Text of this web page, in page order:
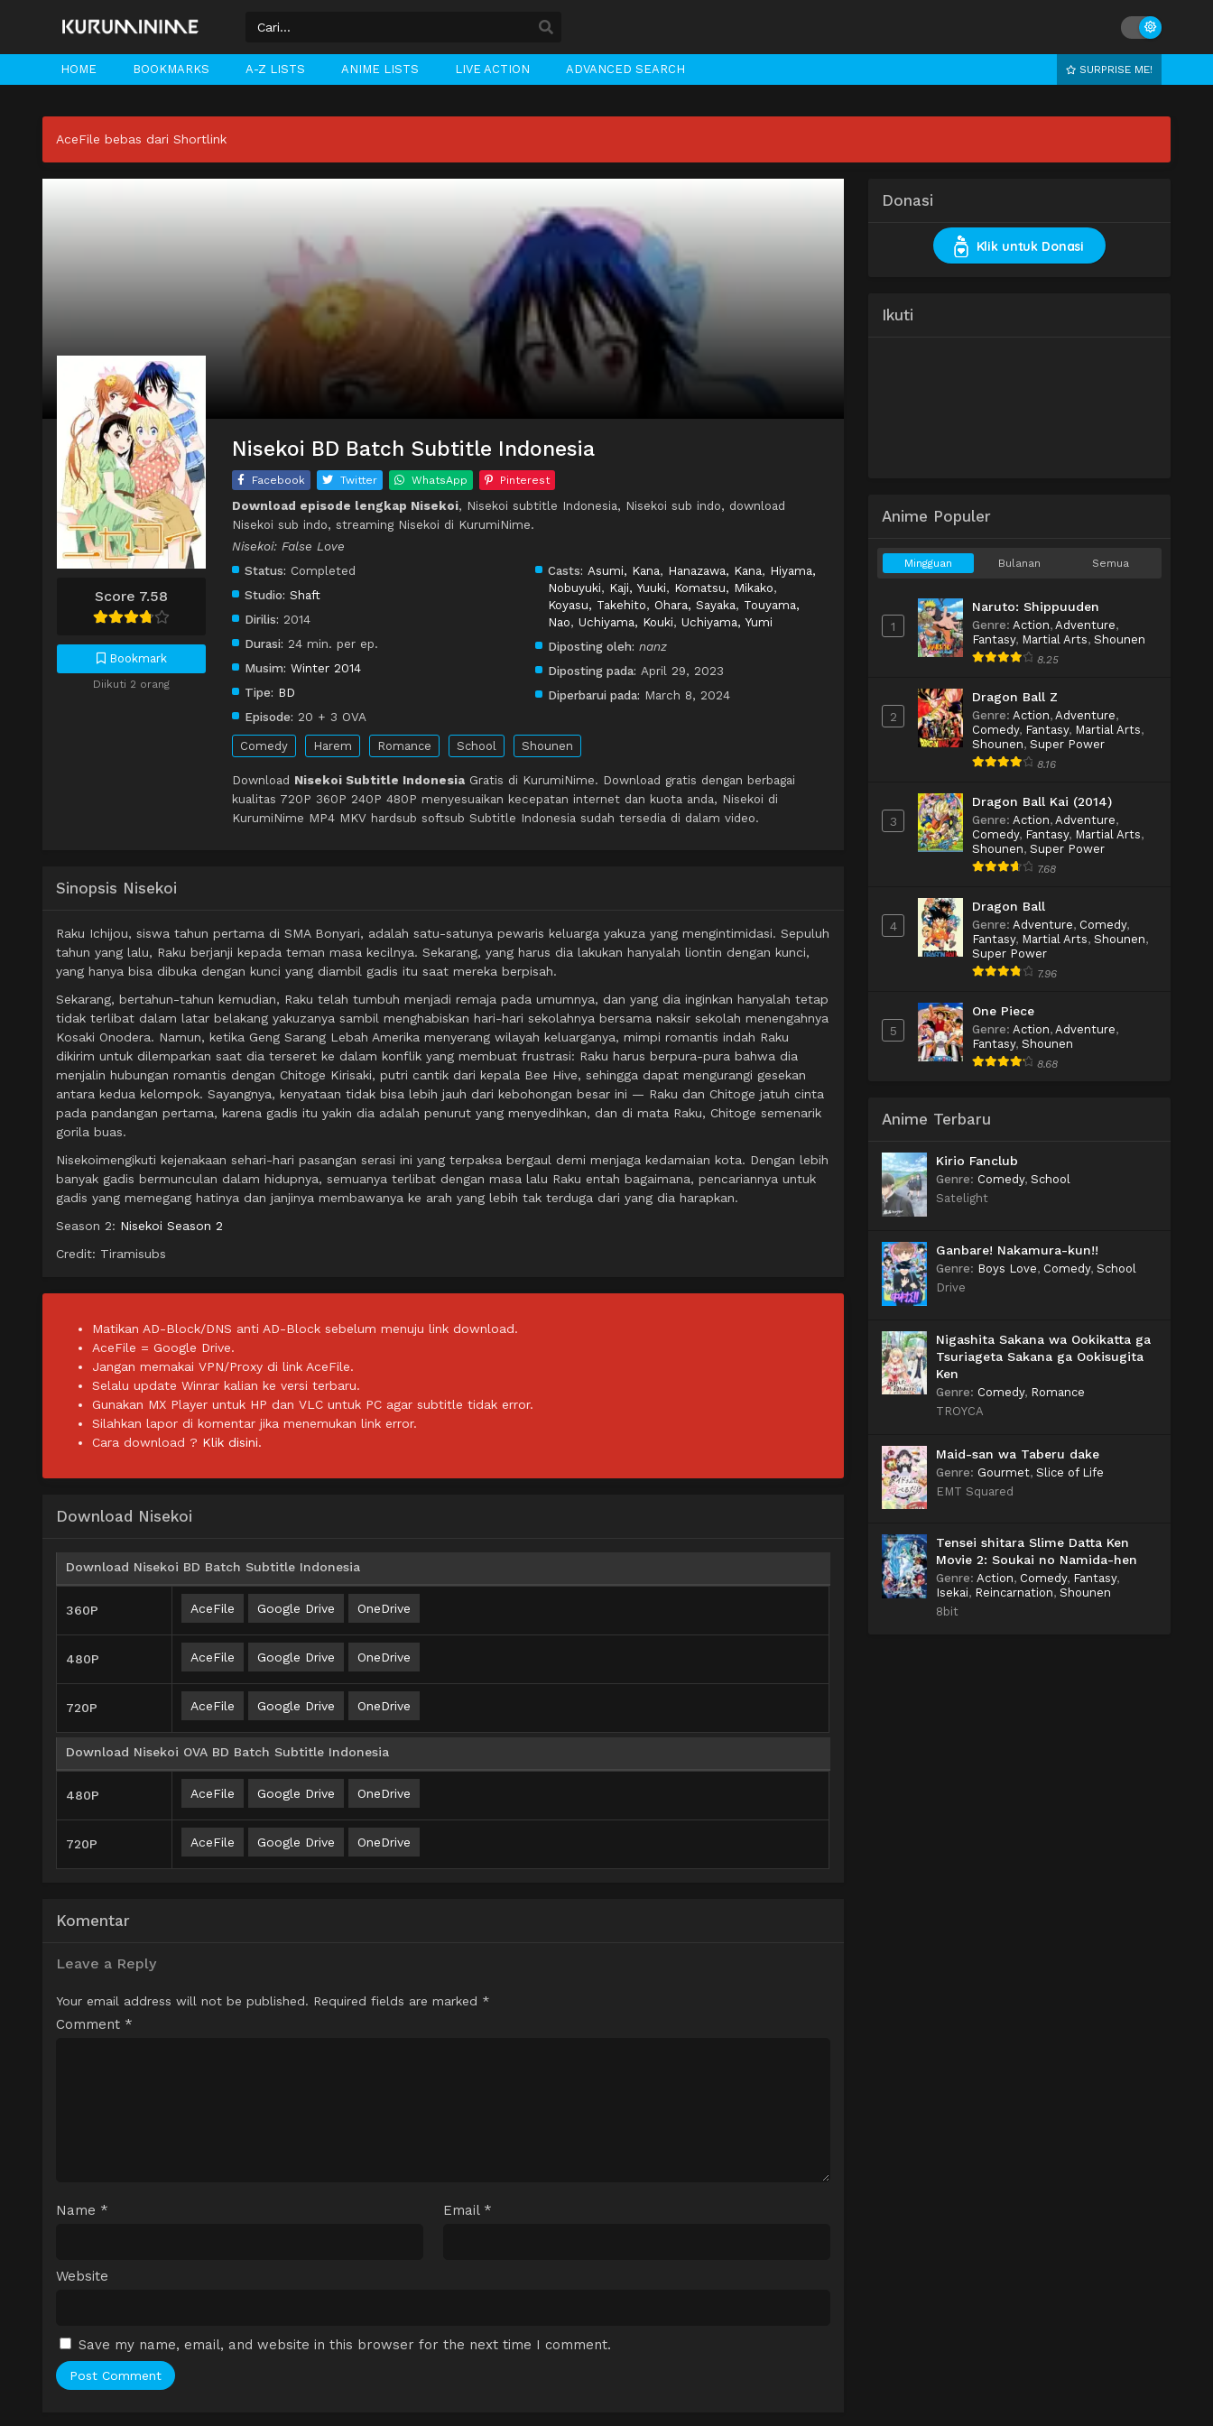
HOME BOOKMARKS A-Z LISTS ANIME LISTS LIVE ACTION ADVANCED SEARCH SURPRISE ME!
AceFile bebas dari Shortlink
Score 7.58
Bookmark
Diikuti 2 orang
Nisekoi BD Batch Subtitle Indonesia
Facebook Twitter WhatsApp Pinterest
Download episode lengkap Nisekoi, Nisekoi subtitle Indonesia, Nisekoi sub indo, download
Nisekoi sub indo, streaming Nisekoi di KurumiNime.
Nisekoi: False Love
Status: Completed
Studio: Shaft
Dirilis: 2014
Durasi: 24 min. per ep.
Musim: Winter 2014
Tipe: BD
Episode: 20 + 3 OVA
Casts: Asumi, Kana, Hanazawa, Kana, Hiyama,
Nobuyuki, Kaji, Yuuki, Komatsu, Mikako,
Koyasu, Takehito, Ohara, Sayaka, Touyama,
Nao, Uchiyama, Kouki, Uchiyama, Yumi
Diposting oleh: nanz
Diposting pada: April 29, 2023
Diperbarui pada: March 8, 2024
Comedy Harem Romance School Shounen
Download Nisekoi Subtitle Indonesia Gratis di KurumiNime. Download gratis dengan berbagai
kualitas 720P 360P 240P 480P menyesuaikan kecepatan internet dan kuota anda, Nisekoi di
KurumiNime MP4 MKV hardsub softsub Subtitle Indonesia sudah tersedia di dalam video.
Sinopsis Nisekoi
Raku Ichijou, siswa tahun pertama di SMA Bonyari, adalah satu-satunya pewaris keluarga yakuza yang mengintimidasi. Sepuluh
tahun yang lalu, Raku berjanji kepada teman masa kecilnya. Sekarang, yang harus dia lakukan hanyalah liontin dengan kunci,
yang hanya bisa dibuka dengan kunci yang diambil gadis itu saat mereka berpisah.
Sekarang, bertahun-tahun kemudian, Raku telah tumbuh menjadi remaja pada umumnya, dan yang dia inginkan hanyalah tetap
tidak terlibat dalam latar belakang yakuzanya sambil menghabiskan hari-hari sekolahnya bersama naksir sekolah menengahnya
Kosaki Onodera. Namun, ketika Geng Sarang Lebah Amerika menyerang wilayah keluarganya, mimpi romantis indah Raku
dikirim untuk dilemparkan saat dia terseret ke dalam konflik yang membuat frustrasi: Raku harus berpura-pura bahwa dia
menjalin hubungan romantis dengan Chitoge Kirisaki, putri cantik dari kepala Bee Hive, sehingga dapat mengurangi gesekan
antara kedua kelompok. Sayangnya, kenyataan tidak bisa lebih jauh dari kebohongan besar ini — Raku dan Chitoge jatuh cinta
pada pandangan pertama, karena gadis itu yakin dia adalah penurut yang menyedihkan, dan di mata Raku, Chitoge semenarik
gorila buas.
Nisekoimengikuti kejenakaan sehari-hari pasangan serasi ini yang terpaksa bergaul demi menjaga kedamaian kota. Dengan lebih
banyak gadis bermunculan dalam hidupnya, semuanya terlibat dengan masa lalu Raku entah bagaimana, pencariannya untuk
gadis yang memegang hatinya dan janjinya membawanya ke arah yang lebih tak terduga dari yang dia harapkan.
Season 2: Nisekoi Season 2
Credit: Tiramisubs
Matikan AD-Block/DNS anti AD-Block sebelum menuju link download.
AceFile = Google Drive.
Jangan memakai VPN/Proxy di link AceFile.
Selalu update Winrar kalian ke versi terbaru.
Gunakan MX Player untuk HP dan VLC untuk PC agar subtitle tidak error.
Silahkan lapor di komentar jika menemukan link error.
Cara download ? Klik disini.
Download Nisekoi
Download Nisekoi BD Batch Subtitle Indonesia
360P AceFile Google Drive OneDrive
480P AceFile Google Drive OneDrive
720P AceFile Google Drive OneDrive
Download Nisekoi OVA BD Batch Subtitle Indonesia
480P AceFile Google Drive OneDrive
720P AceFile Google Drive OneDrive
Komentar
Leave a Reply
Your email address will not be published. Required fields are marked *
Comment *
Name * Email *
Website
Save my name, email, and website in this browser for the next time I comment.
Donasi
Klik untuk Donasi
Ikuti
Anime Populer
Mingguan Bulanan Semua
1
Naruto: Shippuuden
Genre: Action, Adventure,
Fantasy, Martial Arts, Shounen
8.25
2
Dragon Ball Z
Genre: Action, Adventure,
Comedy, Fantasy, Martial Arts,
Shounen, Super Power
8.16
3
Dragon Ball Kai (2014)
Genre: Action, Adventure,
Comedy, Fantasy, Martial Arts,
Shounen, Super Power
7.68
4
Dragon Ball
Genre: Adventure, Comedy,
Fantasy, Martial Arts, Shounen,
Super Power
7.96
5
One Piece
Genre: Action, Adventure,
Fantasy, Shounen
8.68
Anime Terbaru
Kirio Fanclub
Genre: Comedy, School
Satelight
Ganbare! Nakamura-kun!!
Genre: Boys Love, Comedy, School
Drive
Nigashita Sakana wa Ookikatta ga
Tsuriageta Sakana ga Ookisugita
Ken
Genre: Comedy, Romance
TROYCA
Maid-san wa Taberu dake
Genre: Gourmet, Slice of Life
EMT Squared
Tensei shitara Slime Datta Ken
Movie 2: Soukai no Namida-hen
Genre: Action, Comedy, Fantasy,
Isekai, Reincarnation, Shounen
8bit